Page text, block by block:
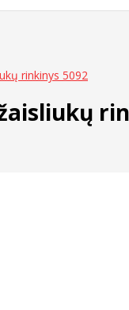
rinkinys 5092